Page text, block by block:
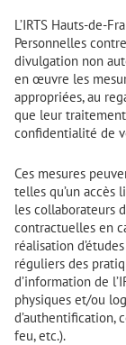
L’IRTS Hauts-de-
Personnelles
divulgation non
en œuvre les
appropriées, au
que leur
confidentialité de
Ces mesures
telles qu’un accès
les collaborateurs
contractuelles en
réalisation
réguliers des
d’information de
physiques et/ou
d’authentification,
feu, etc.).